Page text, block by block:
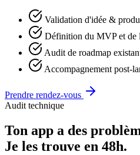
Validation d'idée &
Définition du MVP et de
Audit de roadmap
Accompagnement post-
Prendre rendez-vous
Audit technique
Ton app a des
Je les trouve en 48h.